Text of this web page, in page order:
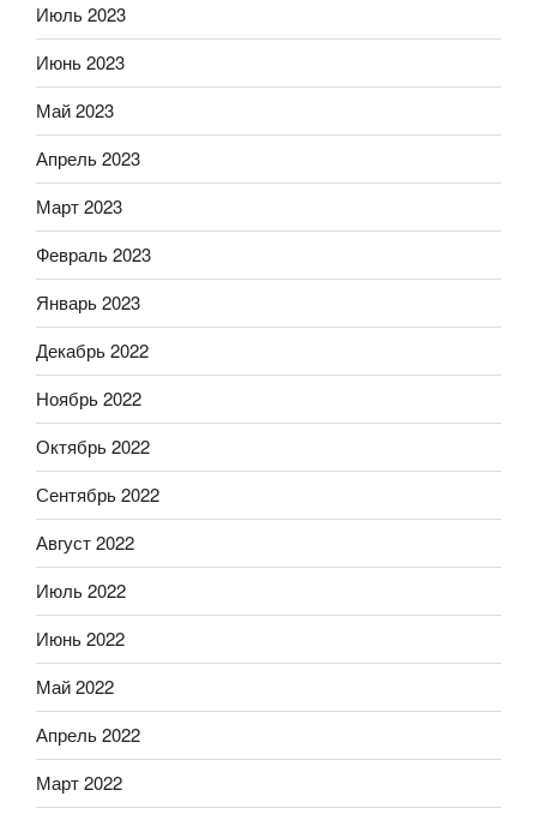
Июль 2023
Июнь 2023
Май 2023
Апрель 2023
Март 2023
Февраль 2023
Январь 2023
Декабрь 2022
Ноябрь 2022
Октябрь 2022
Сентябрь 2022
Август 2022
Июль 2022
Июнь 2022
Май 2022
Апрель 2022
Март 2022